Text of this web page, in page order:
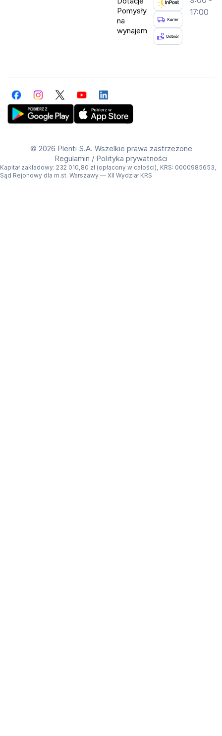
Pomysły
na
wynajem
17:00
FacebookInstagramTwitterYouTubeLinkedIn
© 2026 Plenti S.A. Wszelkie prawa zastrzeżone
Regulamin / Polityka prywatności
Kapitał zakładowy: 232 010,80 zł (opłacony w całości), KRS: 0000985653,
Sąd Rejonowy dla m.st. Warszawy — XII Wydział KRS